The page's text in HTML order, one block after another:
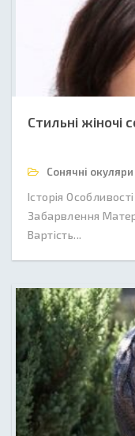
Стильні жіночі
Сонячні окуляри
Історія
Забарвлення
Вартість...